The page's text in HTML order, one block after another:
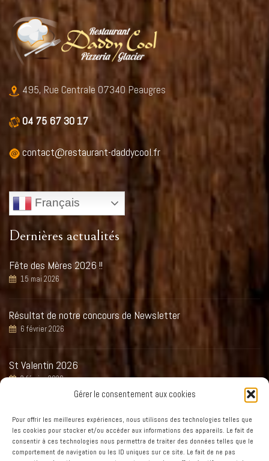
Gérer le consentement aux cookies
Pour offrir les meilleures expériences, nous utilisons des technologies telles que
les cookies pour stocker et/ou accéder aux informations des appareils. Le fait de
consentir à ces technologies nous permettra de traiter des données telles que le
comportement de navigation ou les ID uniques sur ce site. Le fait de ne pas
495, Rue Centrale 07340 Peaugres
04 75 67 30 17
contact@restaurant-daddycool.fr
Français
Dernières actualités
Fête des Mères 2026 !!
15 mai 2026
Résultat de notre concours de Newsletter
6 février 2026
St Valentin 2026
2 février 2026
Réveillon St Sylvestre 2025
1 décembre 2025